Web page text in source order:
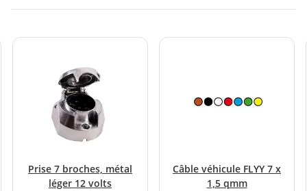
Prise 7 broches, métal
léger 12 volts
Câble véhicule FLYY 7 x
1,5 qmm